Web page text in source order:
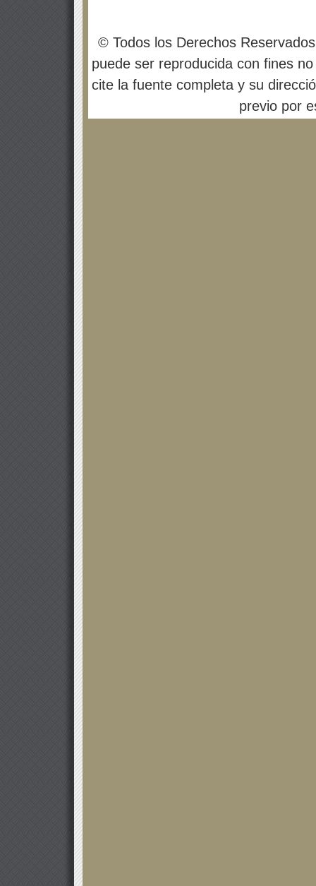
© Todos los Derechos
puede ser reproducida con fines
cite la fuente completa y su
previo por